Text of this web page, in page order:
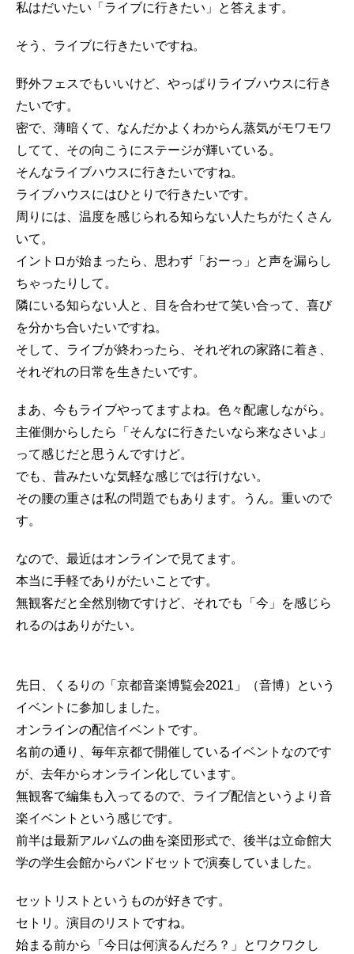
私はだいたい「ライブに行きたい」と答えます。
そう、ライブに行きたいですね。
野外フェスでもいいけど、やっぱりライブハウスに行き
たいです。
密で、薄暗くて、なんだかよくわからん蒸気がモワモワ
してて、その向こうにステージが輝いている。
そんなライブハウスに行きたいですね。
ライブハウスにはひとりで行きたいです。
周りには、温度を感じられる知らない人たちがたくさん
いて。
イントロが始まったら、思わず「おーっ」と声を漏らし
ちゃったりして。
隣にいる知らない人と、目を合わせて笑い合って、喜び
を分かち合いたいですね。
そして、ライブが終わったら、それぞれの家路に着き、
それぞれの日常を生きたいです。
まあ、今もライブやってますよね。色々配慮しながら。
主催側からしたら「そんなに行きたいなら来なさいよ」
って感じだと思うんですけど。
でも、昔みたいな気軽な感じでは行けない。
その腰の重さは私の問題でもあります。うん。重いので
す。
なので、最近はオンラインで見てます。
本当に手軽でありがたいことです。
無観客だと全然別物ですけど、それでも「今」を感じら
れるのはありがたい。
先日、くるりの「京都音楽博覧会2021」（音博）という
イベントに参加しました。
オンラインの配信イベントです。
名前の通り、毎年京都で開催しているイベントなのです
が、去年からオンライン化しています。
無観客で編集も入ってるので、ライブ配信というより音
楽イベントという感じです。
前半は最新アルバムの曲を楽団形式で、後半は立命館大
学の学生会館からバンドセットで演奏していました。
セットリストというものが好きです。
セトリ。演目のリストですね。
始まる前から「今日は何演るんだろ？」とワクワクし